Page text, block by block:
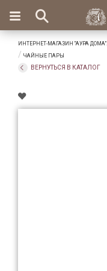
Вход
Избранное
×
Салоны
Доставка
Оплата
Ароматы
ИНТЕРНЕТ-МАГАЗИН "АУРА ДОМА"
ЧАЙНЫЕ ПАРЫ
ВЕРНУТЬСЯ В КАТАЛОГ